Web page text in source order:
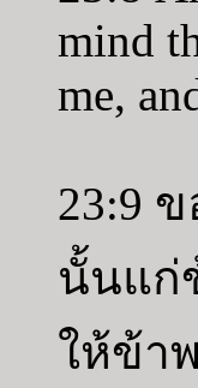
mind
me,
23:9
นั้นแก่
ให้ข้า